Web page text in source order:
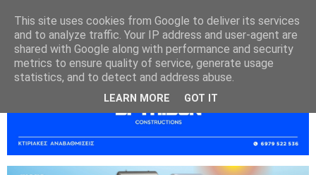
This site uses cookies from Google to deliver its services
and to analyze traffic. Your IP address and user-agent are
shared with Google along with performance and security
metrics to ensure quality of service, generate usage
statistics, and to detect and address abuse.
LEARN MORE GOT IT